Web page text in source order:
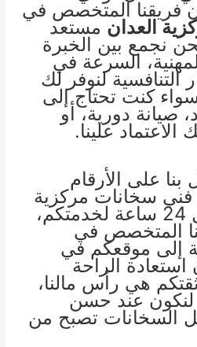
فريقنا المتخصص في
العدان مستعد
نجمع بين الخبرة
السرعة في
التنافسية لنوفر لك
كنت تحتاج إلى
دورية، أو
علينا.
بنا على الأرقام
فني سخانات مركزية
. نحن نعمل 24 ساعة لخدمتكم،
المتخصص في
إلى موقعكم في
الراحة
هي رأس مالنا،
لنكون عند حسن
السخانات تصبح من